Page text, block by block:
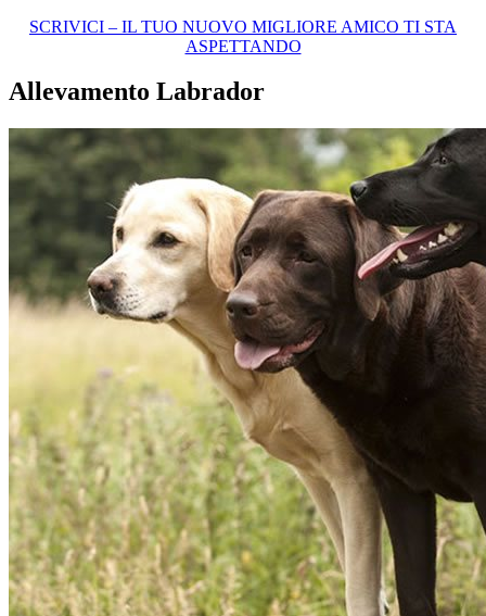
SCRIVICI – IL TUO NUOVO MIGLIORE AMICO TI STA
ASPETTANDO
Allevamento Labrador